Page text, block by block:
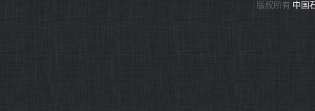
版权所有 中国